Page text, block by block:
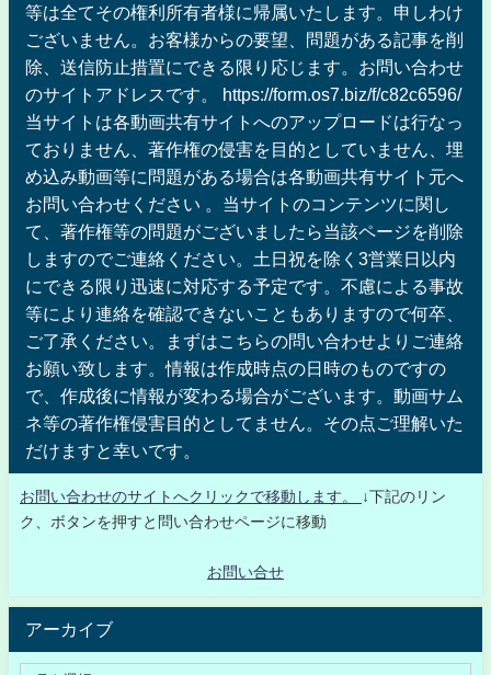
等は全てその権利所有者様に帰属いたします。申しわけ
ございません。お客様からの要望、問題がある記事を削
除、送信防止措置にできる限り応じます。お問い合わせ
のサイトアドレスです。 https://form.os7.biz/f/c82c6596/
当サイトは各動画共有サイトへのアップロードは行なっ
ておりません、著作権の侵害を目的としていません、埋
め込み動画等に問題がある場合は各動画共有サイト元へ
お問い合わせください 。当サイトのコンテンツに関し
て、著作権等の問題がございましたら当該ページを削除
しますのでご連絡ください。土日祝を除く3営業日以内
にできる限り迅速に対応する予定です。不慮による事故
等により連絡を確認できないこともありますので何卒、
ご了承ください。まずはこちらの問い合わせよりご連絡
お願い致します。情報は作成時点の日時のものですの
で、作成後に情報が変わる場合がございます。動画サム
ネ等の著作権侵害目的としてません。その点ご理解いた
だけますと幸いです。
お問い合わせのサイトへクリックで移動します。
↓下記のリン
ク、ボタンを押すと問い合わせページに移動
お問い合せ
アーカイブ